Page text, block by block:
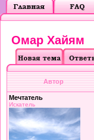
Омар Хайям
Автор
Мечтатель
Искатель